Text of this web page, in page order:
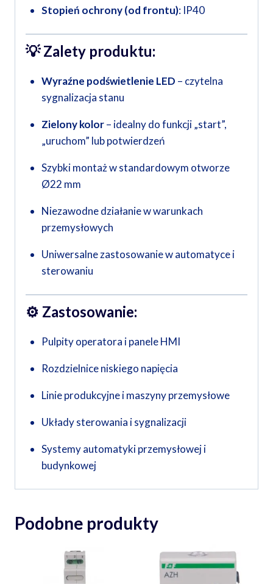
Stopień ochrony (od frontu): IP40
💡Zalety produktu:
Wyraźne podświetlenie LED – czytelna
sygnalizacja stanu
Zielony kolor– idealny do funkcji „start”,
„uruchom” lub potwierdzeń
Szybki montaż w standardowym otworze
Ø22 mm
Niezawodne działanie w warunkach
przemysłowych
Uniwersalne zastosowanie w automatyce i
sterowaniu
⚙️ Zastosowanie:
Pulpity operatora i panele HMI
Rozdzielnice niskiego napięcia
Linie produkcyjne i maszyny przemysłowe
Układy sterowania i sygnalizacji
Systemy automatyki przemysłowej i
budynkowej
Podobne produkty